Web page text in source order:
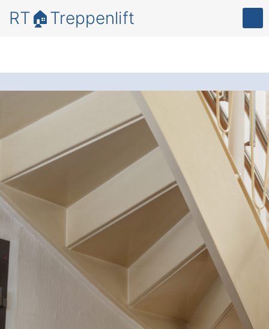
RT🏠Treppenlift
Bewegungsfreiheit
und Lebensqualität
in Ihrem Zuhause –
mit einem
zuverlässigen
Treppenlift in
Obersontheim